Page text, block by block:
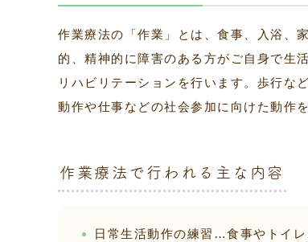
作業療法の「作業」とは、食事、入浴、
的、精神的に障害のある方がご自身で生
リハビリテーションを行います。歩行な
動作や仕事などの社会参加に向けた動作
作業療法で行われる主な内容
日常生活動作の練習…食事やトイ